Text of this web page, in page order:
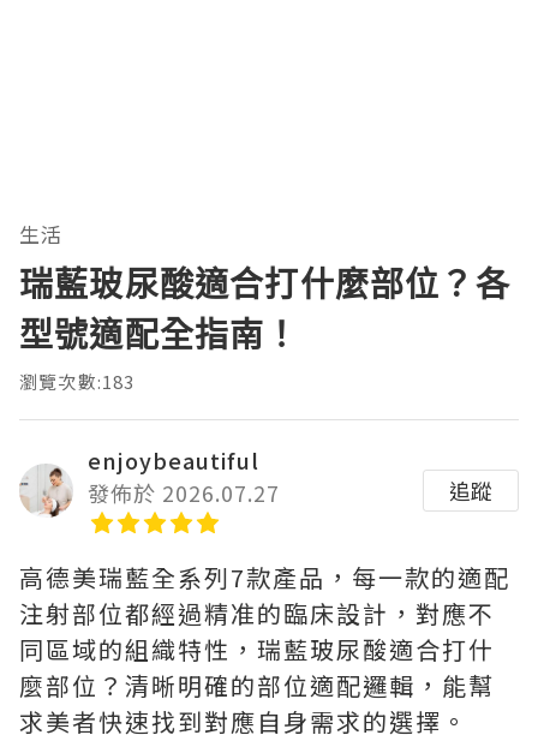
生活
瑞藍玻尿酸適合打什麼部位？各
型號適配全指南！
瀏覽次數:183
enjoybeautiful
發佈於 2026.07.27
追蹤
高德美瑞藍全系列7款產品，每一款的適配
注射部位都經過精准的臨床設計，對應不
同區域的組織特性，瑞藍玻尿酸適合打什
麼部位？清晰明確的部位適配邏輯，能幫
求美者快速找到對應自身需求的選擇。